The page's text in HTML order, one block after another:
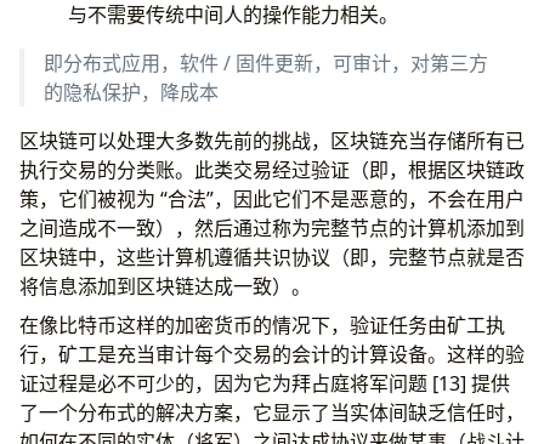
与不需要传统中间人的操作能力相关。
即分布式应用，软件 / 固件更新，可审计，对第三方
的隐私保护，降成本
区块链可以处理大多数先前的挑战，区块链充当存储所有已
执行交易的分类账。此类交易经过验证（即，根据区块链政
策，它们被视为 “合法”，因此它们不是恶意的，不会在用户
之间造成不一致），然后通过称为完整节点的计算机添加到
区块链中，这些计算机遵循共识协议（即，完整节点就是否
将信息添加到区块链达成一致）。
在像比特币这样的加密货币的情况下，验证任务由矿工执
行，矿工是充当审计每个交易的会计的计算设备。这样的验
证过程是必不可少的，因为它为拜占庭将军问题 [13] 提供
了一个分布式的解决方案，它显示了当实体间缺乏信任时，